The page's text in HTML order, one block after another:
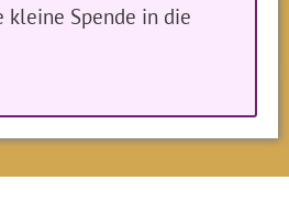
kleine Spende in die